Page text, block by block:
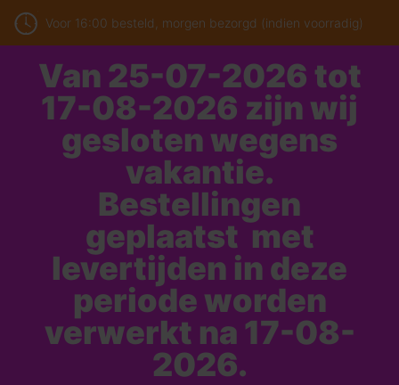
Voor 16:00 besteld, morgen bezorgd (indien voorradig)
Van 25-07-2026 tot
17-08-2026 zijn wij
gesloten wegens
vakantie.
Bestellingen
geplaatst met
levertijden in deze
periode worden
verwerkt na 17-08-
2026.